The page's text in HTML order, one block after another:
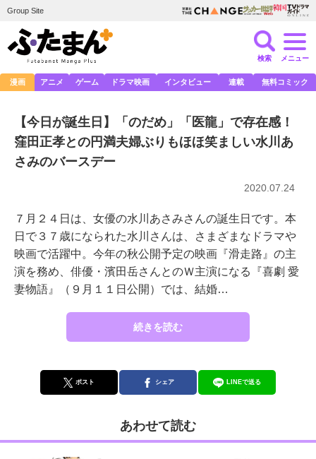
Group Site
検索 メニュー
漫画 アニメ ゲーム ドラマ映画 インタビュー 連載 無料コミック
【今日が誕生日】「のだめ」「医龍」で存在感！
窪田正孝との円満夫婦ぶりもほほ笑ましい水川あ
さみのバースデー
2020.07.24
７月２４日は、女優の水川あさみさんの誕生日です。本
日で３７歳になられた水川さんは、さまざまなドラマや
映画で活躍中。今年の秋公開予定の映画『滑走路』の主
演を務め、俳優・濱田岳さんとのＷ主演になる『喜劇 愛
妻物語』（９月１１日公開）では、結婚…
続きを読む
ポスト シェア LINEで送る
あわせて読む